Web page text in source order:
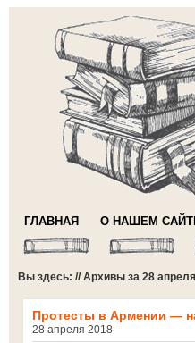
ГЛАВНАЯ О НАШЕМ
Вы здесь: // Архивы за 28
Протесты в Армении —
28 апреля 2018